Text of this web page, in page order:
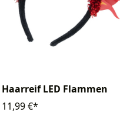
Haarreif LED Flammen
11,99 €*